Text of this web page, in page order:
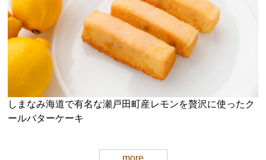
しまなみ海道で有名な瀬戸田町産レモンを贅沢に使ったク
ールバターケーキ
more